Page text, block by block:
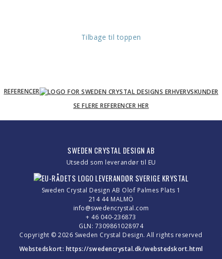
Tilbage til toppen
REFERENCER
SE FLERE REFERENCER HER
SWEDEN CRYSTAL DESIGN AB
Utsedd som leverandør til EU
Sweden Crystal Design AB Olof Palmes Plats 1
214 44 MALMÖ
info@swedencrystal.com
+ 46 040-236873
GLN: 7309861028974
Copyright © 2026 Sweden Crystal Design. All rights reserved
Webstedskort: https://swedencrystal.dk/webstedskort.html